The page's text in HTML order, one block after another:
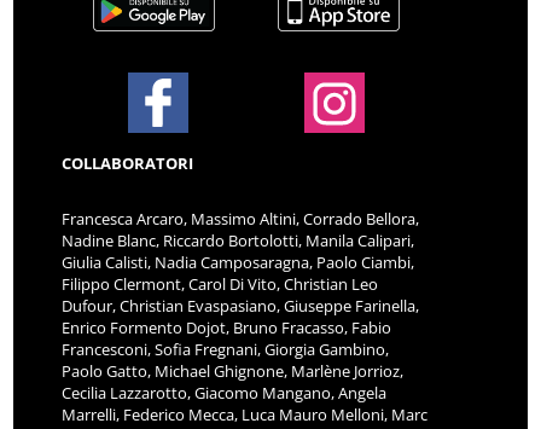
COLLABORATORI
Francesca Arcaro, Massimo Altini, Corrado Bellora,
Nadine Blanc, Riccardo Bortolotti, Manila Calipari,
Giulia Calisti, Nadia Camposaragna, Paolo Ciambi,
Filippo Clermont, Carol Di Vito, Christian Leo
Dufour, Christian Evaspasiano, Giuseppe Farinella,
Enrico Formento Dojot, Bruno Fracasso, Fabio
Francesconi, Sofia Fregnani, Giorgia Gambino,
Paolo Gatto, Michael Ghignone, Marlène Jorrioz,
Cecilia Lazzarotto, Giacomo Mangano, Angela
Marrelli, Federico Mecca, Luca Mauro Melloni, Marc